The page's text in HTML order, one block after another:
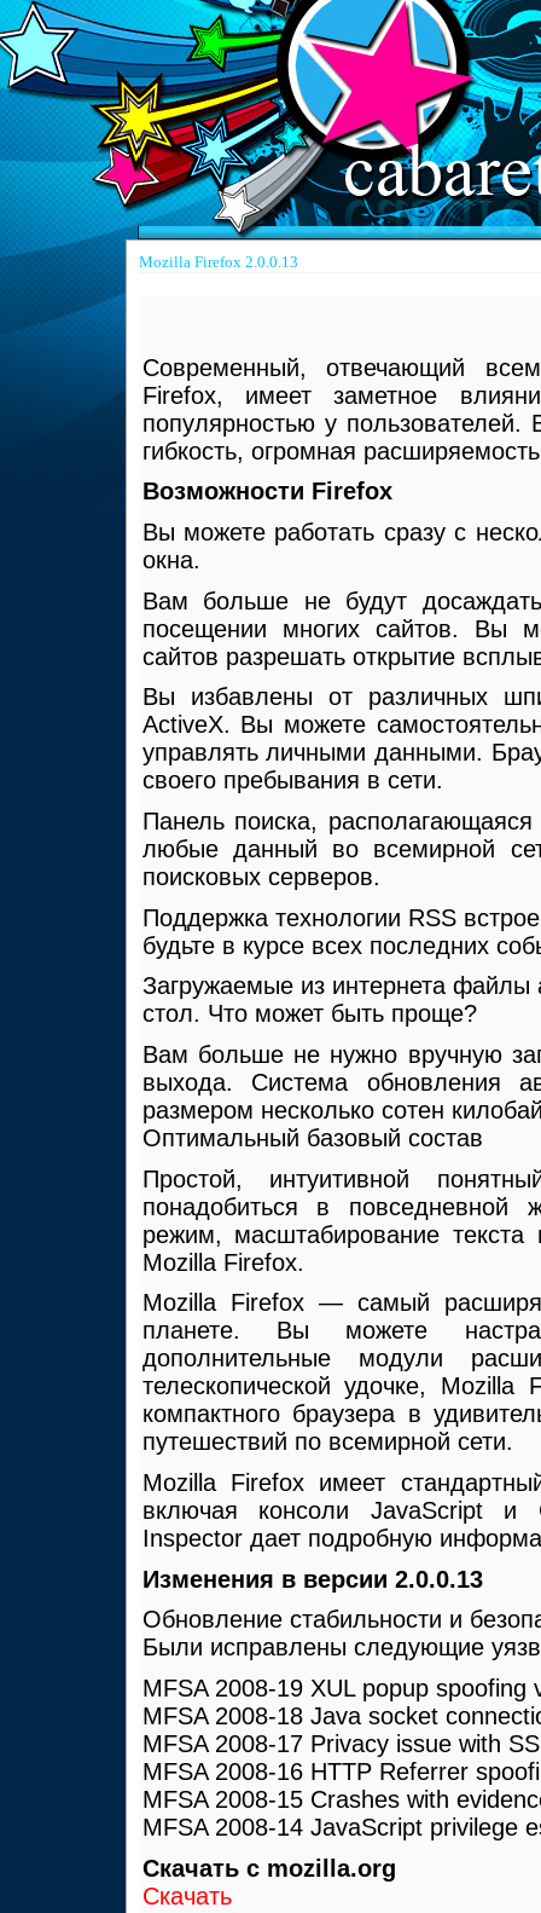
Mozilla Firefox 2.0.0.13
Современный, отвечающий
Firefox, имеет заметное
популярностью у пользователей.
гибкость, огромная
Возможности Firefox
Вы можете работать сразу с
окна.
Вам больше не будут
посещении многих сайтов. Вы
сайтов разрешать открытие
Вы избавлены от различных
ActiveX. Вы можете
управлять личными данными.
своего пребывания в сети.
Панель поиска,
любые данный во всемирной
поисковых серверов.
Поддержка технологии RSS
будьте в курсе всех последних
Загружаемые из интернета
стол. Что может быть проще?
Вам больше не нужно вручную
выхода. Система обновления
размером несколько сотен
Оптимальный базовый состав
Простой, интуитивной
понадобиться в повседневной
режим, масштабирование
Mozilla Firefox.
Mozilla Firefox — самый
планете. Вы можете
дополнительные модули
телескопической удочке,
компактного браузера в
путешествий по всемирной сети.
Mozilla Firefox имеет
включая консоли JavaScript и
Inspector дает подробную
Изменения в версии 2.0.0.13
Обновление стабильности и
Были исправлены следующие
MFSA 2008-19 XUL popup
MFSA 2008-18 Java socket
MFSA 2008-17 Privacy issue with
MFSA 2008-16 HTTP Referrer
MFSA 2008-15 Crashes with
MFSA 2008-14 JavaScript privilege
Скачать с mozilla.org
Скачать